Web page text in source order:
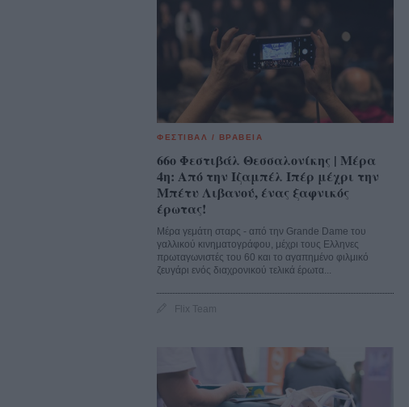
ΦΕΣΤΙΒΑΛ / ΒΡΑΒΕΙΑ
66o Φεστιβάλ Θεσσαλονίκης | Μέρα
4η: Από την Ιζαμπέλ Ιπέρ μέχρι την
Μπέτυ Λιβανού, ένας ξαφνικός
έρωτας!
Μέρα γεμάτη σταρς - από την Grande Dame του
γαλλικού κινηματογράφου, μέχρι τους Ελληνες
πρωταγωνιστές του 60 και το αγαπημένο φιλμικό
ζευγάρι ενός διαχρονικού τελικά έρωτα...
Flix Team